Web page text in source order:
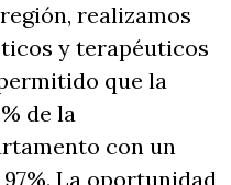
realizamos
y terapéuticos
que la
de la
con un
La oportunidad